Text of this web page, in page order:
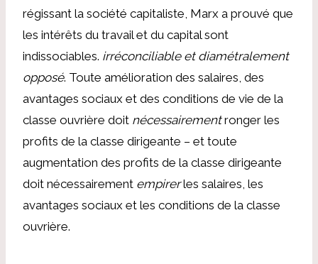
régissant la société capitaliste, Marx a prouvé que
les intérêts du travail et du capital sont
indissociables. irréconciliable et diamétralement
opposé. Toute amélioration des salaires, des
avantages sociaux et des conditions de vie de la
classe ouvrière doit nécessairementronger les
profits de la classe dirigeante – et toute
augmentation des profits de la classe dirigeante
doit nécessairement empirerles salaires, les
avantages sociaux et les conditions de la classe
ouvrière.